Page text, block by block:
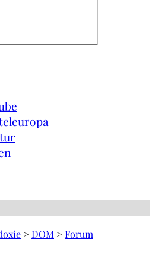
> DOM > Forum